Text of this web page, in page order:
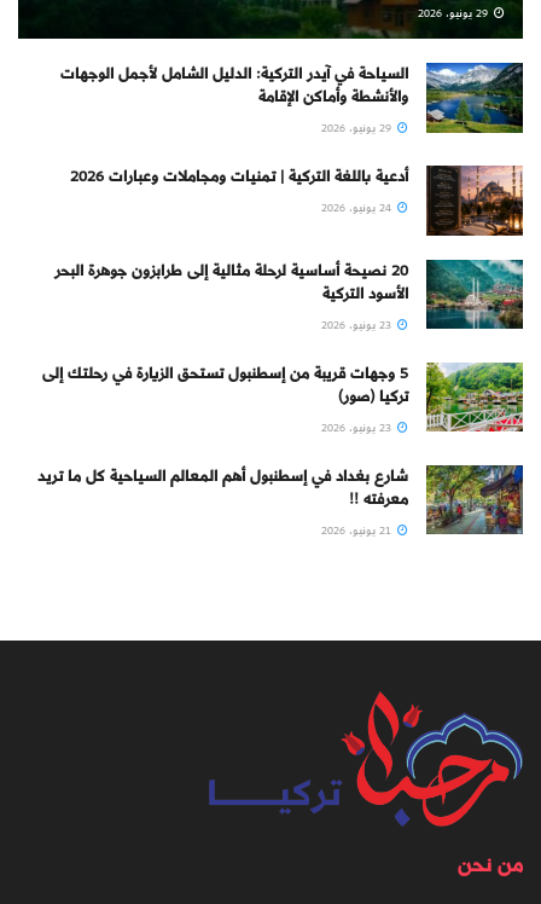
السياحة في آيدر التركية: الدليل الشامل لأجمل الوجهات
والأنشطة وأماكن الإقامة
أدعية باللغة التركية | تمنيات ومجاملات وعبارات 2026
20 نصيحة أساسية لرحلة مثالية إلى طرابزون جوهرة البحر
الأسود التركية
5 وجهات قريبة من إسطنبول تستحق الزيارة في رحلتك إلى
تركيا (صور)
شارع بغداد في إسطنبول أهم المعالم السياحية كل ما تريد
معرفته !!
من نحن